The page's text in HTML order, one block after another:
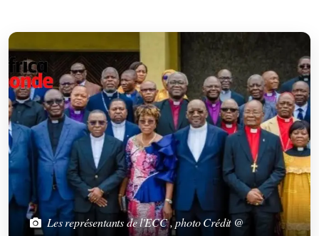
Les représentants de l'ECC , photo Crédit @